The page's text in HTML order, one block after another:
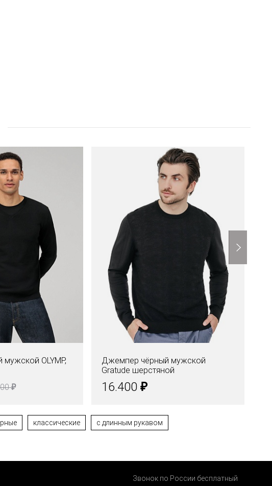
OLYMP,
₽
Джемпер чёрный мужской
Gratude шерстяной
16.400 ₽
классические с длинным рукавом
Звонок по России бесплатный